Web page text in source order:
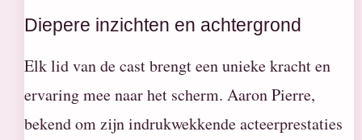
Diepere inzichten en achtergrond
Elk lid van de cast brengt een unieke kracht en
ervaring mee naar het scherm. Aaron Pierre,
bekend om zijn indrukwekkende acteerprestaties